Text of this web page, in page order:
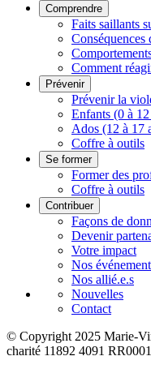
Comprendre
Faits saillants
Conséquences
Comment
Prévenir
Prévenir la
Enfants (0 à
Ados (12 à 17
Coffre à outils
Se former
Former des
Coffre à outils
Contribuer
Façons de
Devenir
Votre impact
Nos
Nos allié.e.s
Nouvelles
Contact
© Copyright 2025 Marie-
charité 11892 4091 RR0001